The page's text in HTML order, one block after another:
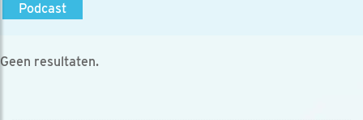
Podcast
Geen resultaten.